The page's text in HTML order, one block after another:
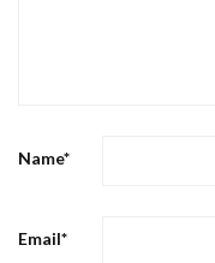
Name*
Email*